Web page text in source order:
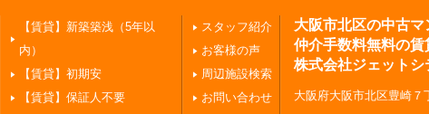
【賃貸】新築築浅（5年以
内）
【賃貸】初期安
【賃貸】保証人不要
スタッフ紹介
お客様の声
周辺施設検索
お問い合わせ
大阪市北区の中古マ
仲介手数料無料の賃
株式会社ジェットシ
大阪府大阪市北区豊崎７